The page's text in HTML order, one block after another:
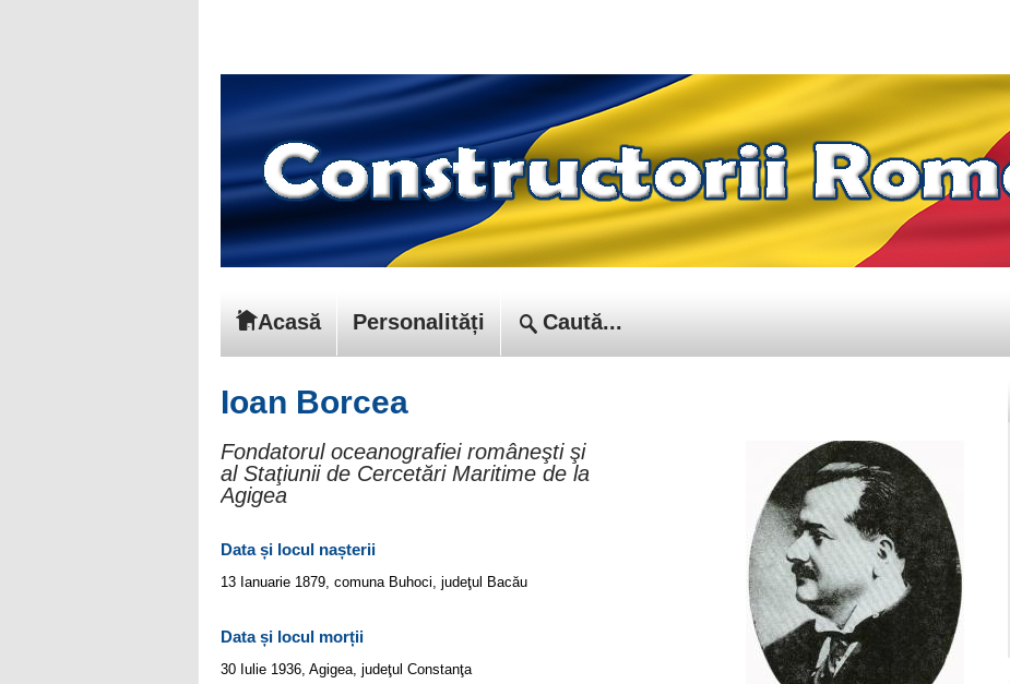
Acasă Personalități
Ioan Borcea
Fondatorul oceanografiei româneşti şi
al Staţiunii de Cercetări Maritime de la
Agigea
Data și locul nașterii
13 Ianuarie 1879, comuna Buhoci, judeţul Bacău
Data și locul morții
30 Iulie 1936, Agigea, judeţul Constanţa